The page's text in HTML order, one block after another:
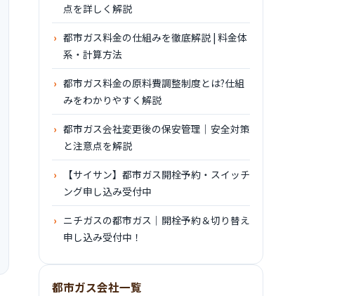
点を詳しく解説
都市ガス料金の仕組みを徹底解説 | 料金体
系・計算方法
都市ガス料金の原料費調整制度とは?仕組
みをわかりやすく解説
都市ガス会社変更後の保安管理｜安全対策
と注意点を解説
【サイサン】都市ガス開栓予約・スイッチ
ング申し込み受付中
ニチガスの都市ガス｜開栓予約＆切り替え
申し込み受付中！
都市ガス会社一覧